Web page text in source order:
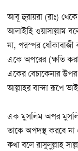
আবূ হুরায়রা (রাঃ) থেকে
আলাইহি ওয়াসাল্লাম
না, পরস্পর ধোঁকাবাজী
একে অপরের (ক্ষতি
একের বেচাকেনার উপর
আল্লাহর বান্দা রূপে
এক মুসলিম অপর
তাকে অপদস্থ করবে
কথা বলে রাসুলুল্লাহ